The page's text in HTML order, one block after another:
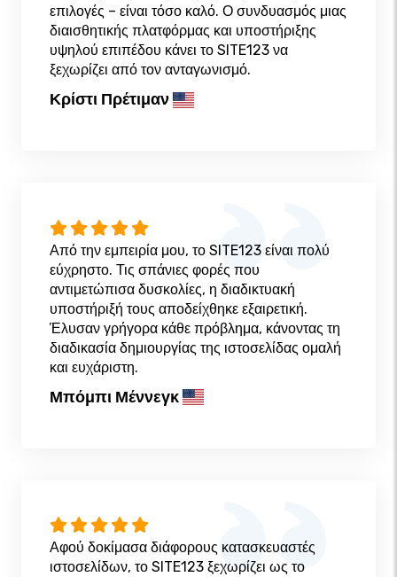
επιλογές – είναι τόσο καλό. Ο συνδυασμός μιας
διαισθητικής πλατφόρμας και υποστήριξης
υψηλού επιπέδου κάνει το SITE123 να
ξεχωρίζει από τον ανταγωνισμό.
Κρίστι Πρέτιμαν
Από την εμπειρία μου, το SITE123 είναι πολύ
εύχρηστο. Τις σπάνιες φορές που
αντιμετώπισα δυσκολίες, η διαδικτυακή
υποστήριξή τους αποδείχθηκε εξαιρετική.
Έλυσαν γρήγορα κάθε πρόβλημα, κάνοντας τη
διαδικασία δημιουργίας της ιστοσελίδας ομαλή
και ευχάριστη.
Μπόμπι Μέννεγκ
Αφού δοκίμασα διάφορους κατασκευαστές
ιστοσελίδων, το SITE123 ξεχωρίζει ως το